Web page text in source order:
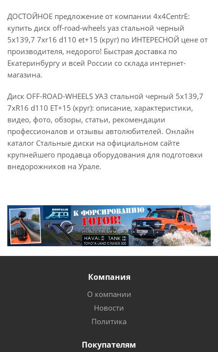
ДОСТОЙНОЕ предложение от компании 4x4CentrE:
купить диск off-road-wheels уаз стальной черный
5x139,7 7xr16 d110 et+15 (круг) по ИНТЕРЕСНОЙ цене от
производителя, недорого! Быстрая доставка по
Екатеринбургу и всей России со склада интернет-
магазина.
Диск OFF-ROAD-WHEELS УАЗ стальной черный 5x139,7
7xR16 d110 ET+15 (круг): описание, характеристики,
видео, фото, обзоры, статьи, рекомендации
профессионалов и отзывы автолюбителей. Онлайн
каталог Стальные диски на официальном сайте
крупнейшего продавца оборудования для подготовки
внедорожников на Урале.
Компания
О компании
Новости
Политика
Покупателям